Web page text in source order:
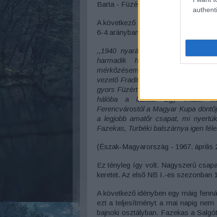
Barta - Füzér, Berecz, Fazekas,
A következő találkozón idegenben
6-4 arányban. A siker alkalmával
,,1940 nyarán bekerültünk az NB
harmadik helyen tanyáztunk,
mérkőzésemet a Ferencváros
vezető Fradit az Üllői úti pályán
gyors Füzért kiugratnom. Elfutott a
hálóba a labdát. Egy másik
Ferencvárostól a Magyar Kupa
a legjobb amatőr csapat, mi
Fazekas, Turbéki balszárnya igen
(Észak-Magyarország - 1967. április
Ez tényleg így volt. Nagyszerű
keretet. Az első NB I.-es szezonban
A következő idényben egy máig
ezt a teljesítményt a mai napig nem
bajnoki osztályban. Fazekas a